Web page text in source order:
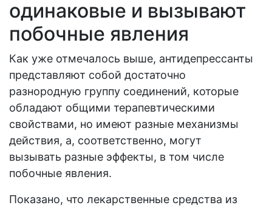
одинаковые и вызывают
побочные явления
Как уже отмечалось выше, антидепрессанты
представляют собой достаточно
разнородную группу соединений, которые
обладают общими терапевтическими
свойствами, но имеют разные механизмы
действия, а, соответственно, могут
вызывать разные эффекты, в том числе
побочные явления.
Показано, что лекарственные средства из